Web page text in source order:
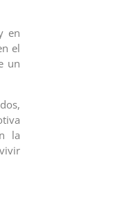
en
el
un
la